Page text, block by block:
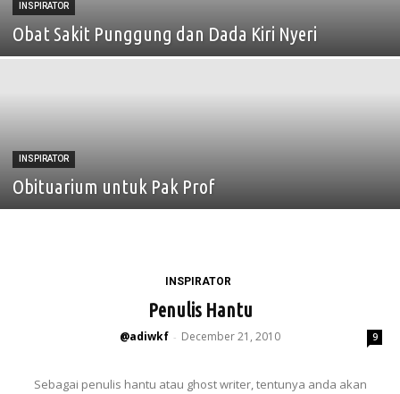
INSPIRATOR
Obat Sakit Punggung dan Dada Kiri Nyeri
INSPIRATOR
Obituarium untuk Pak Prof
INSPIRATOR
Penulis Hantu
@adiwkf - December 21, 2010 9
Sebagai penulis hantu atau ghost writer, tentunya anda akan